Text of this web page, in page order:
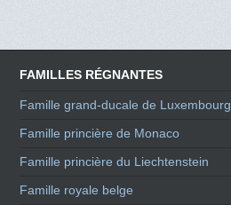
FAMILLES RÉGNANTES
Famille grand-ducale de Luxembourg
Famille princière de Monaco
Famille princière du Liechtenstein
Famille royale belge